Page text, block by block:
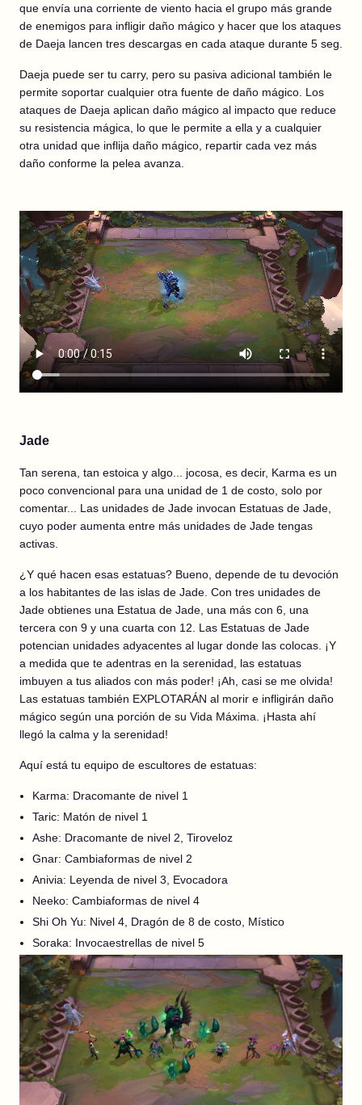
que envía una corriente de viento hacia el grupo más grande
de enemigos para infligir daño mágico y hacer que los ataques
de Daeja lancen tres descargas en cada ataque durante 5 seg.
Daeja puede ser tu carry, pero su pasiva adicional también le
permite soportar cualquier otra fuente de daño mágico. Los
ataques de Daeja aplican daño mágico al impacto que reduce
su resistencia mágica, lo que le permite a ella y a cualquier
otra unidad que inflija daño mágico, repartir cada vez más
daño conforme la pelea avanza.
Jade
Tan serena, tan estoica y algo... jocosa, es decir, Karma es un
poco convencional para una unidad de 1 de costo, solo por
comentar... Las unidades de Jade invocan Estatuas de Jade,
cuyo poder aumenta entre más unidades de Jade tengas
activas.
¿Y qué hacen esas estatuas? Bueno, depende de tu devoción
a los habitantes de las islas de Jade. Con tres unidades de
Jade obtienes una Estatua de Jade, una más con 6, una
tercera con 9 y una cuarta con 12. Las Estatuas de Jade
potencian unidades adyacentes al lugar donde las colocas. ¡Y
a medida que te adentras en la serenidad, las estatuas
imbuyen a tus aliados con más poder! ¡Ah, casi se me olvida!
Las estatuas también EXPLOTARÁN al morir e infligirán daño
mágico según una porción de su Vida Máxima. ¡Hasta ahí
llegó la calma y la serenidad!
Aquí está tu equipo de escultores de estatuas:
Karma: Dracomante de nivel 1
Taric: Matón de nivel 1
Ashe: Dracomante de nivel 2, Tiroveloz
Gnar: Cambiaformas de nivel 2
Anivia: Leyenda de nivel 3, Evocadora
Neeko: Cambiaformas de nivel 4
Shi Oh Yu: Nivel 4, Dragón de 8 de costo, Místico
Soraka: Invocaestrellas de nivel 5